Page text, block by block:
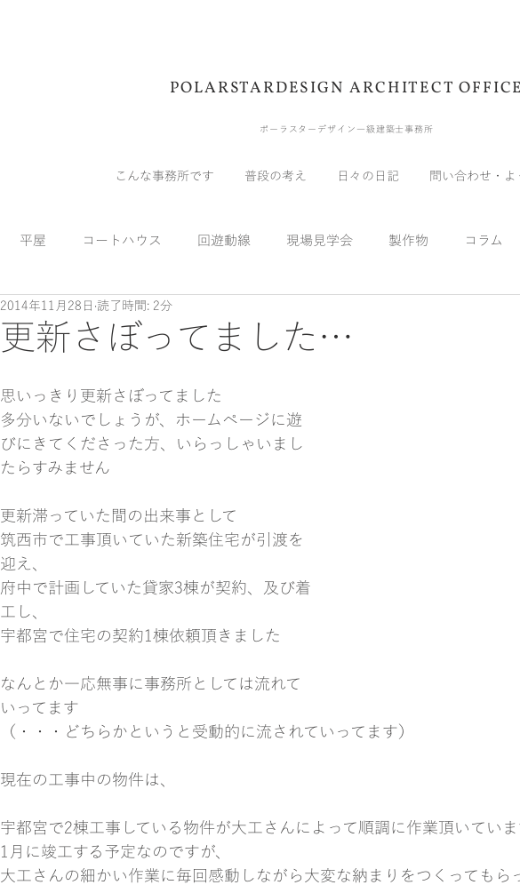
POLARSTARDESIGN ARCHITECT OFFICE
こんな事務所です 普段の考え 日々の日記 問い合わせ・よ
ポーラスターデザイン一級建築士事務所
平屋 コートハウス 回遊動線 現場見学会 製作物 コラム
料理 コスト 展示会
更新さぼってました…
2014年11月28日 読了時間: 2分
思いっきり更新さぼってました
多分いないでしょうが、ホームページに遊
びにきてくださった方、いらっしゃいまし
たらすみません
更新滞っていた間の出来事として
筑西市で工事頂いていた新築住宅が引渡を
迎え、
府中で計画していた貸家3棟が契約、及び着
工し、
宇都宮で住宅の契約1棟依頼頂きました
なんとか一応無事に事務所としては流れて
いってます
（・・・どちらかというと受動的に流されていってます）
現在の工事中の物件は、
宇都宮で2棟工事している物件が大工さんによって順調に作業頂いてい
1月に竣工する予定なのですが、
大工さんの細かい作業に毎回感動しながら大変な納まりをつくってもら